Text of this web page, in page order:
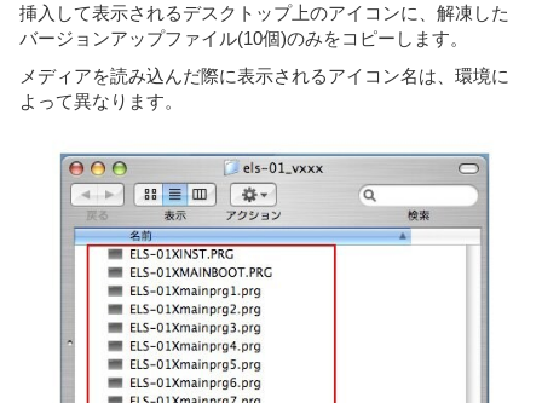
挿入して表示されるデスクトップ上のアイコンに、解凍した
バージョンアップファイル(10個)のみをコピーします。
メディアを読み込んだ際に表示されるアイコン名は、環境に
よって異なります。